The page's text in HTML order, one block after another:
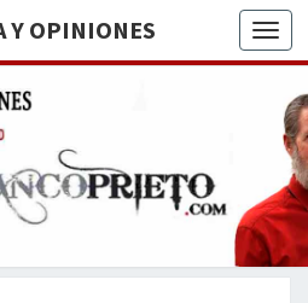
Y OPINIONES
DE
BREVE
RECORRIDO
VITAL Y
ACTUALIDAD